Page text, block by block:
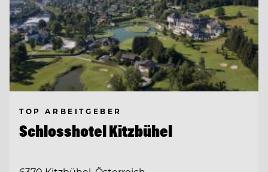
TOP ARBEITGEBER
Schlosshotel Kitzbühel